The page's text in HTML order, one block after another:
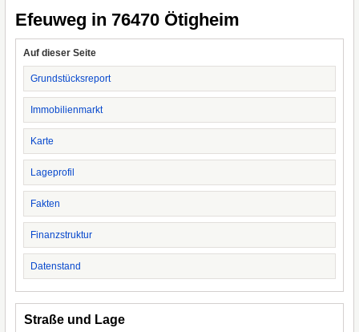
Efeuweg in 76470 Ötigheim
Auf dieser Seite
Grundstücksreport
Immobilienmarkt
Karte
Lageprofil
Fakten
Finanzstruktur
Datenstand
Straße und Lage